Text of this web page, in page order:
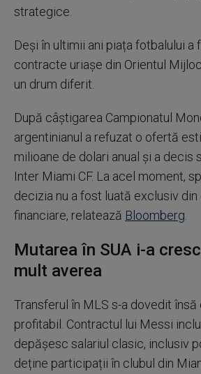
strategice.
Deși în ultimii ani piața fotbalului a
contracte uriașe din Orientul
un drum diferit.
După câștigarea Campionatul
argentinianul a refuzat o ofertă
milioane de dolari anual și a decis
Inter Miami CF. La acel moment,
decizia nu a fost luată exclusiv
financiare, relatează Bloomberg
Mutarea în SUA i-a
mult averea
Transferul în MLS s-a dovedit
profitabil. Contractul lui Messi
depășesc salariul clasic, inclusiv
deține participații în clubul din